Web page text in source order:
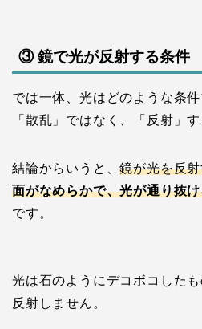
③ 鏡で光が反射する条件
では一体、光はどのような条
「散乱」ではなく、「反射」
結論からいうと、鏡が光を反
面がなめらかで、光が通り抜
です。
光は石のようにデコボコした
反射しません。